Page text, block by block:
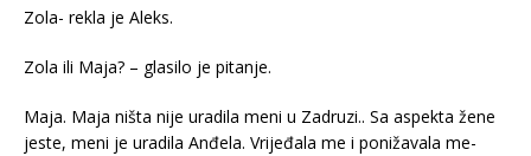
Zola- rekla je Aleks.
Zola ili Maja? – glasilo je pitanje.
Maja. Maja ništa nije uradila meni u Zadruzi.. Sa aspekta žene
jeste, meni je uradila Anđela. Vrijeđala me i ponižavala me-